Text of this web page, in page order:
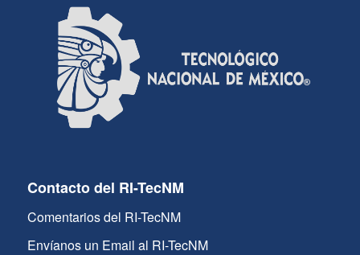
Contacto del RI-TecNM
Comentarios del RI-TecNM
Envíanos un Email al RI-TecNM